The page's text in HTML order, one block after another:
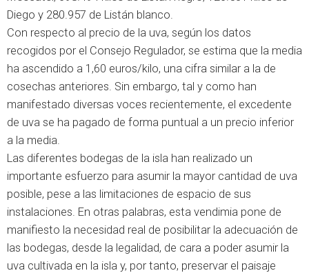
Diego y 280.957 de Listán blanco.
Con respecto al precio de la uva, según los datos
recogidos por el Consejo Regulador, se estima que la media
ha ascendido a 1,60 euros/kilo, una cifra similar a la de
cosechas anteriores. Sin embargo, tal y como han
manifestado diversas voces recientemente, el excedente
de uva se ha pagado de forma puntual a un precio inferior
a la media.
Las diferentes bodegas de la isla han realizado un
importante esfuerzo para asumir la mayor cantidad de uva
posible, pese a las limitaciones de espacio de sus
instalaciones. En otras palabras, esta vendimia pone de
manifiesto la necesidad real de posibilitar la adecuación de
las bodegas, desde la legalidad, de cara a poder asumir la
uva cultivada en la isla y, por tanto, preservar el paisaje